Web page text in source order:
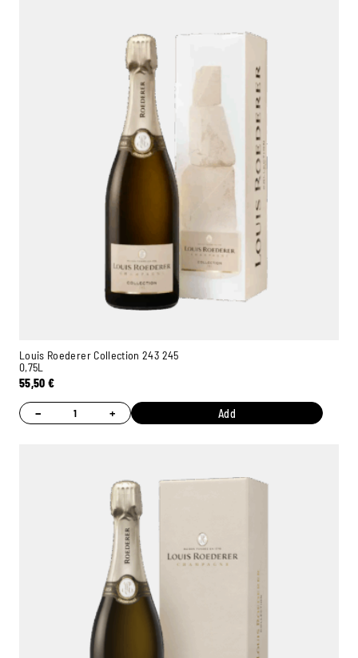
Louis Roederer Collection 243 245
0,75L
55,50€
− + Add